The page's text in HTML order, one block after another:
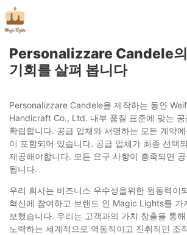
Personalizzare Candele의
기회를 살펴 봅니다
Personalizzare Candele을 제작하는 동안
Handicraft Co., Ltd. 내부 품질 표준에 맞는
확립합니다. 공급 업체와 서명하는 모든 계약
이 포함되어 있습니다. 공급 업체가 최종 선택
제공해야합니다. 모든 요구 사항이 충족되면
됩니다.
우리 회사는 비즈니스 우수성을위한 원동력이
혁신에 참여하고 브랜드 인 Magic Lights를 가
보했습니다. 우리는 고객과의 가치 창출을 통
노력하는 세계적으로 역동적이고 진취적인 조